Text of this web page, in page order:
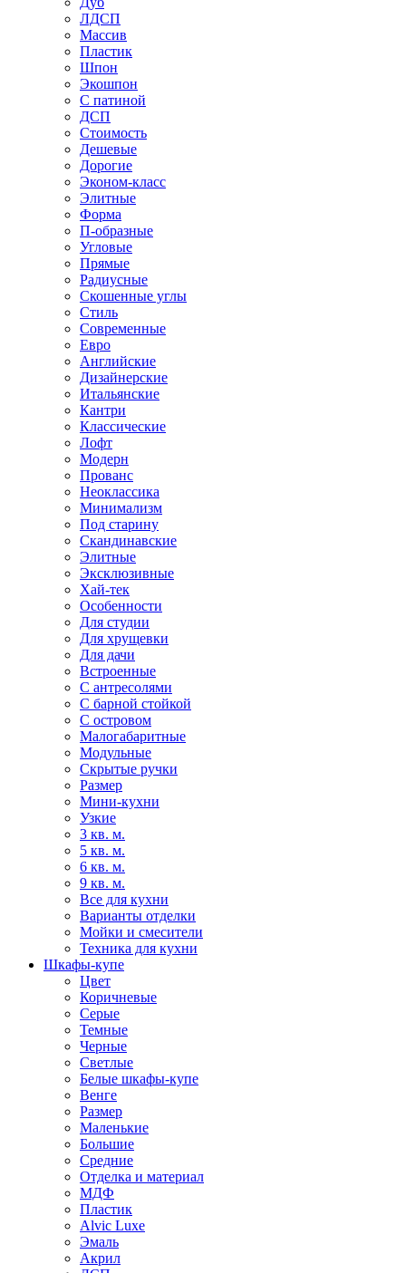
ЛДСП
Массив
Пластик
Шпон
Экошпон
С патиной
ДСП
Стоимость
Дешевые
Дорогие
Эконом-класс
Элитные
Форма
П-образные
Угловые
Прямые
Радиусные
Скошенные углы
Стиль
Современные
Евро
Английские
Дизайнерские
Итальянские
Кантри
Классические
Лофт
Модерн
Прованс
Неоклассика
Минимализм
Под старину
Скандинавские
Элитные
Эксклюзивные
Хай-тек
Особенности
Для студии
Для хрущевки
Для дачи
Встроенные
С антресолями
С барной стойкой
С островом
Малогабаритные
Модульные
Скрытые ручки
Размер
Мини-кухни
Узкие
3 кв. м.
5 кв. м.
6 кв. м.
9 кв. м.
Все для кухни
Варианты отделки
Мойки и смесители
Техника для кухни
Шкафы-купе
Цвет
Коричневые
Серые
Темные
Черные
Светлые
Белые шкафы-купе
Венге
Размер
Маленькие
Большие
Средние
Отделка и материал
МДФ
Пластик
Alvic Luxe
Эмаль
Акрил